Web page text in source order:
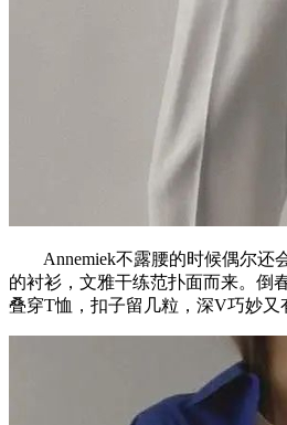
Annemiek不露腰的时候偶尔还
的衬衫，文雅干练范扑面而来。倒
叠穿T恤，扣子留几粒，深V巧妙又